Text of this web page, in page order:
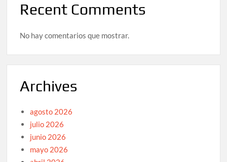
Recent Comments
No hay comentarios que mostrar.
Archives
agosto 2026
julio 2026
junio 2026
mayo 2026